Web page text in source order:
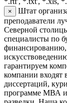
×
Штат
преподаватели
Северной
специалисты по
гарантируем
компании входят
диссертаций,
программе МВА и